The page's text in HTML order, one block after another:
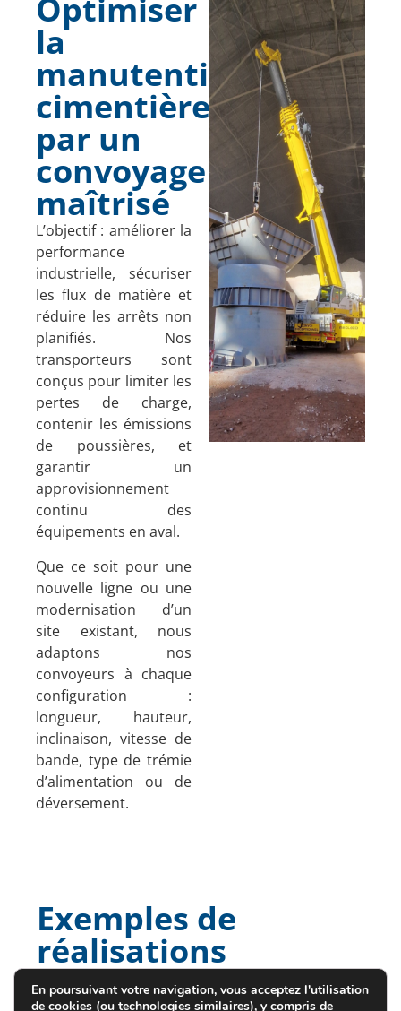
Optimiser
la
manutention
cimentière
par un
convoyage
maîtrisé
L’objectif : améliorer la
performance
industrielle, sécuriser
les flux de matière et
réduire les arrêts non
planifiés. Nos
transporteurs sont
conçus pour limiter les
pertes de charge,
contenir les émissions
de poussières, et
garantir un
approvisionnement
continu des
équipements en aval.
Que ce soit pour une
nouvelle ligne ou une
modernisation d’un
site existant, nous
adaptons nos
convoyeurs à chaque
configuration :
longueur, hauteur,
inclinaison, vitesse de
bande, type de trémie
d’alimentation ou de
déversement.
Exemples de
réalisations
Convoyeur de 35 m pour
En poursuivant votre navigation, vous acceptez l'utilisation
de cookies (ou technologies similaires), y compris de